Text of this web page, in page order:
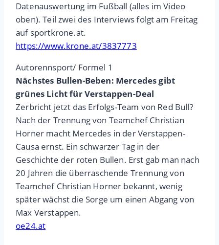
Datenauswertung im Fußball (alles im Video
oben). Teil zwei des Interviews folgt am Freitag
auf sportkrone.at.
https://www.krone.at/3837773
Autorennsport/ Formel 1
Nächstes Bullen-Beben: Mercedes gibt
grünes Licht für Verstappen-Deal
Zerbricht jetzt das Erfolgs-Team von Red Bull?
Nach der Trennung von Teamchef Christian
Horner macht Mercedes in der Verstappen-
Causa ernst. Ein schwarzer Tag in der
Geschichte der roten Bullen. Erst gab man nach
20 Jahren die überraschende Trennung von
Teamchef Christian Horner bekannt, wenig
später wächst die Sorge um einen Abgang von
Max Verstappen.
oe24.at